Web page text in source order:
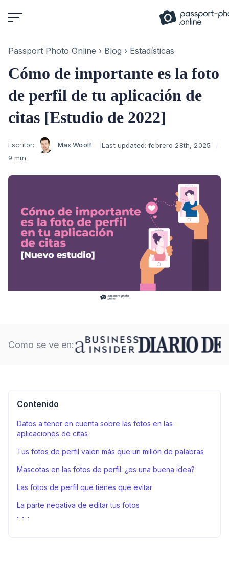
to
Passport Photo Online › Blog › Estadísticas
Cómo de importante es la foto
de perfil de tu aplicación de
citas [Estudio de 2022]
Author
Escritor: Max Woolf Last updated:febrero 28th, 2025
9 min
Como se ve en:
Contenido
Datos a tener en cuenta sobre las fotos en las
aplicaciones de citas
Tus fotos de perfil valen más que un millón de palabras
Mascotas en las fotos de perfil: ¿es una buena idea?
Las fotos de perfil que tienes que evitar
La parte negativa de editar tus fotos